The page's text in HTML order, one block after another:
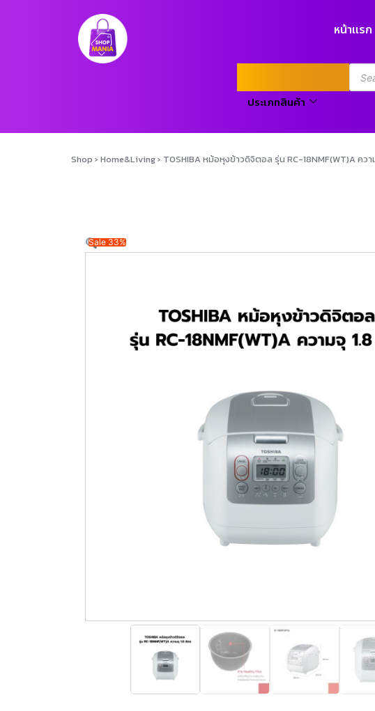
หน้าแรก
ประเภทสินค้า
Shop › Home&Living› TOSHIBA หม้อหุงข้าวดิจิตอล รุ่น RC-18NMF(WT)A ควา
Sale 33%